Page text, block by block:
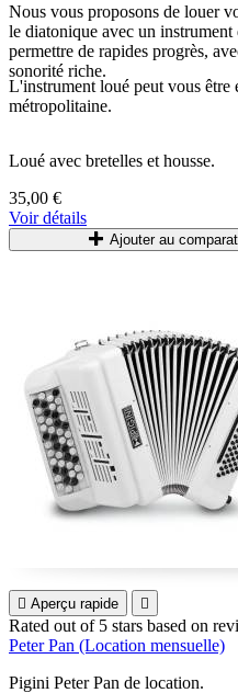
Nous vous proposons de louer
le diatonique avec un
permettre de rapides progrès,
sonorité riche.
L'instrument loué peut vous être
métropolitaine.
Loué avec bretelles et housse.
35,00 €
Voir détails
Ajouter au
 Aperçu rapide 
Rated out of 5 stars based on
Peter Pan (Location mensuelle)
Pigini Peter Pan de location.